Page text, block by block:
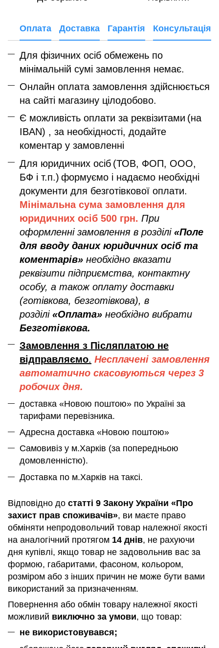
Оплата Доставка Гарантія Консультація
Для фізичних осіб обмежень по
мінімальній сумі замовлення немає.
Онлайн оплата замовлення здійснюється
на сайті магазину цілодобово.
Є можливість оплати за реквізитами (на
IBAN) , за необхідності, додайте
коментар у замовленні
Для юридичних осіб (ТОВ, ФОП, ООО,
БФ і т.п.) формуємо і надаємо необхідні
документи для безготівкової оплати.
Мінімальна сума замовлення для
юридичних осіб 500 грн. При
оформленні замовлення в розділі «Поле
для вводу даних юридичних осіб та
коментарів» необхідно вказати
реквізити підприємства, контактну
особу, а також оплату доставки
(готівкова, безготівкова), в
розділі «Оплата» необхідно вибрати
Безготівкова.
Замовлення з Післяплатою не
відправляємо. Несплачені замовлення
автоматично скасовуються через 3
робочих дня.
доставка «Новою поштою» по Україні за
тарифами перевізника.
Адресна доставка «Новою поштою»
Самовивіз у м.Харків (за попередньою
домовленністю).
Доставка по м.Харків на таксі.
Відповідно до статті 9 Закону України «Про
захист прав споживачів», ви маєте право
обміняти непродовольчий товар належної якості
на аналогічний протягом 14 днів, не рахуючи
дня купівлі, якщо товар не задовольнив вас за
формою, габаритами, фасоном, кольором,
розміром або з інших причин не може бути вами
використаний за призначенням.
Повернення або обмін товару належної якості
можливий виключно за умови, що товар:
не використовувався;